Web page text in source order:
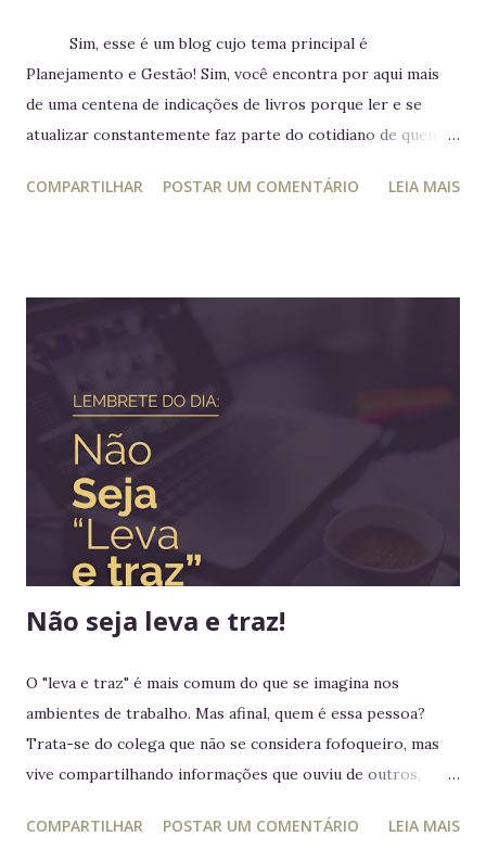
Sim, esse é um blog cujo tema principal é
Planejamento e Gestão! Sim, você encontra por aqui mais
de uma centena de indicações de livros porque ler e se
atualizar constantemente faz parte do cotidiano de quem
planejamento e gestão a leitura e atualização frequente é
territórios alheios, mas nenhum deles tinha ido tão longe a
ponto de cruzar um oceano para viver e reinar do outro
lado do mundo. Embora os europeus dominassem colônias
imensas em diversos continentes, até aquele momento
nenhum rei havia colocado os pés em seus territórios
ultramarinos para uma simples...
COMPARTILHAR POSTAR UM COMENTÁRIO LEIA MAIS
Não seja leva e traz!
O "leva e traz" é mais comum do que se imagina nos
ambientes de trabalho. Mas afinal, quem é essa pessoa?
Trata-se do colega que não se considera fofoqueiro, mas
vive compartilhando informações que ouviu de outros,
prática, ele manipula e desagrega, usando informações
COMPARTILHAR POSTAR UM COMENTÁRIO LEIA MAIS